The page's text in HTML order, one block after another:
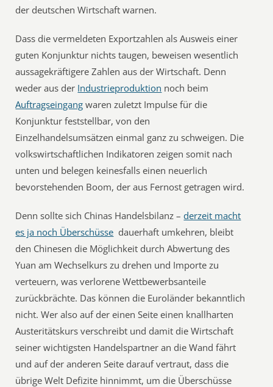
der deutschen Wirtschaft warnen.
Dass die vermeldeten Exportzahlen als Ausweis einer
guten Konjunktur nichts taugen, beweisen wesentlich
aussagekräftigere Zahlen aus der Wirtschaft. Denn
weder aus der Industrieproduktion noch beim
Auftragseingang waren zuletzt Impulse für die
Konjunktur feststellbar, von den
Einzelhandelsumsätzen einmal ganz zu schweigen. Die
volkswirtschaftlichen Indikatoren zeigen somit nach
unten und belegen keinesfalls einen neuerlich
bevorstehenden Boom, der aus Fernost getragen wird.
Denn sollte sich Chinas Handelsbilanz –derzeit macht
es ja noch Überschüsse  dauerhaft umkehren, bleibt
den Chinesen die Möglichkeit durch Abwertung des
Yuan am Wechselkurs zu drehen und Importe zu
verteuern, was verlorene Wettbewerbsanteile
zurückbrächte. Das können die Euroländer bekanntlich
nicht. Wer also auf der einen Seite einen knallharten
Austeritätskurs verschreibt und damit die Wirtschaft
seiner wichtigsten Handelspartner an die Wand fährt
und auf der anderen Seite darauf vertraut, dass die
übrige Welt Defizite hinnimmt, um die Überschüsse